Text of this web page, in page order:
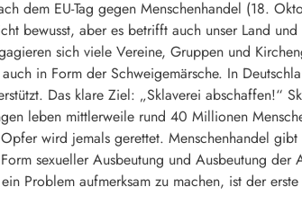
dem EU-Tag gegen Menschenhandel (18.
bewusst, aber es betrifft auch unser Land
sich viele Vereine, Gruppen und
in Form der Schweigemärsche. In
Das klare Ziel: „Sklaverei abschaffen!“
leben mittlerweile rund 40 Millionen
wird jemals gerettet. Menschenhandel
sexueller Ausbeutung und Ausbeutung
Problem aufmerksam zu machen, ist der